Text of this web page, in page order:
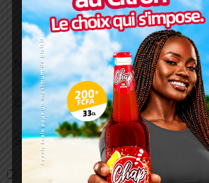
Enregistrer mon nom, email et site web